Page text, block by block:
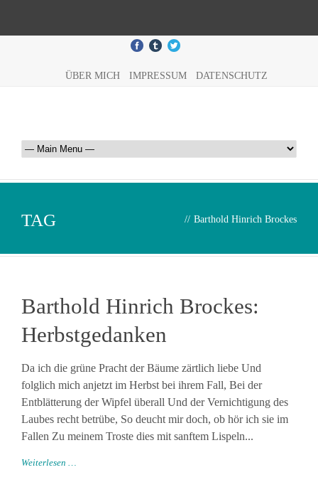
ÜBER MICH IMPRESSUM DATENSCHUTZ
TAG // Barthold Hinrich Brockes
Barthold Hinrich Brockes:
Herbstgedanken
Da ich die grüne Pracht der Bäume zärtlich liebe Und
folglich mich anjetzt im Herbst bei ihrem Fall, Bei der
Entblätterung der Wipfel überall Und der Vernichtigung des
Laubes recht betrübe, So deucht mir doch, ob hör ich sie im
Fallen Zu meinem Troste dies mit sanftem Lispeln...
Weiterlesen …